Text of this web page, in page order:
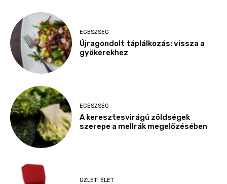
EGÉSZSÉG
Újragondolt táplálkozás: vissza a
gyökerekhez
EGÉSZSÉG
A keresztesvirágú zöldségek
szerepe a mellrák megelőzésében
ÜZLETI ÉLET